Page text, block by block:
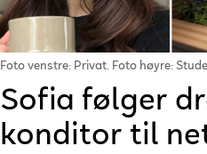
Foto venstre: Privat. Foto høyre:
Sofia følger
konditor til